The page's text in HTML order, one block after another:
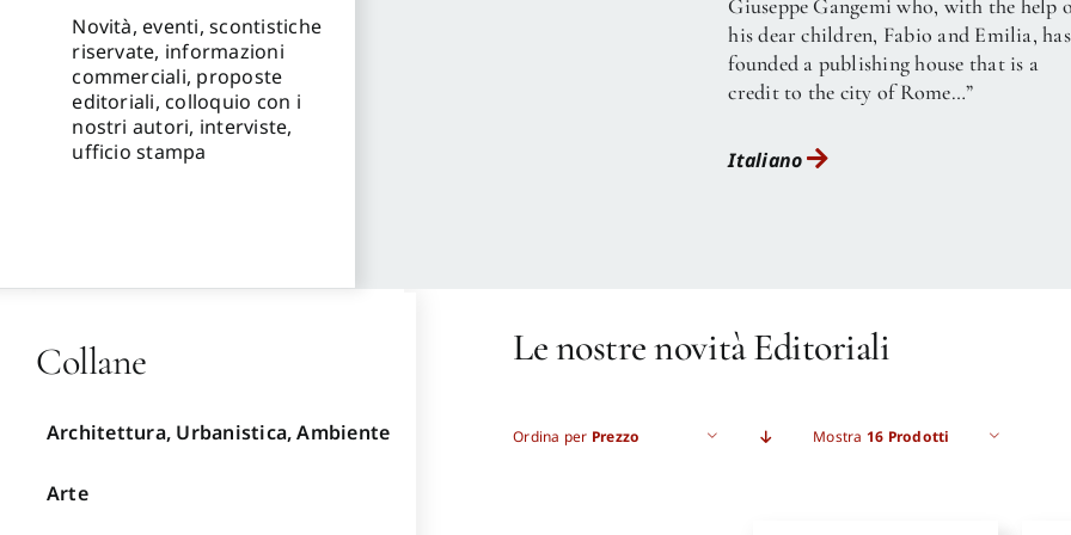
Novità, eventi, scontistiche
riservate, informazioni
commerciali, proposte
editoriali, colloquio con i
nostri autori, interviste,
ufficio stampa
Giuseppe Gangemi who, with the help
his dear children, Fabio and Emilia, has
founded a publishing house that is a
credit to the city of Rome…”
Italiano
Le nostre novità Editoriali
Ordina per Prezzo Mostra 16 Prodotti
Collane
Architettura, Urbanistica, Ambiente
Arte